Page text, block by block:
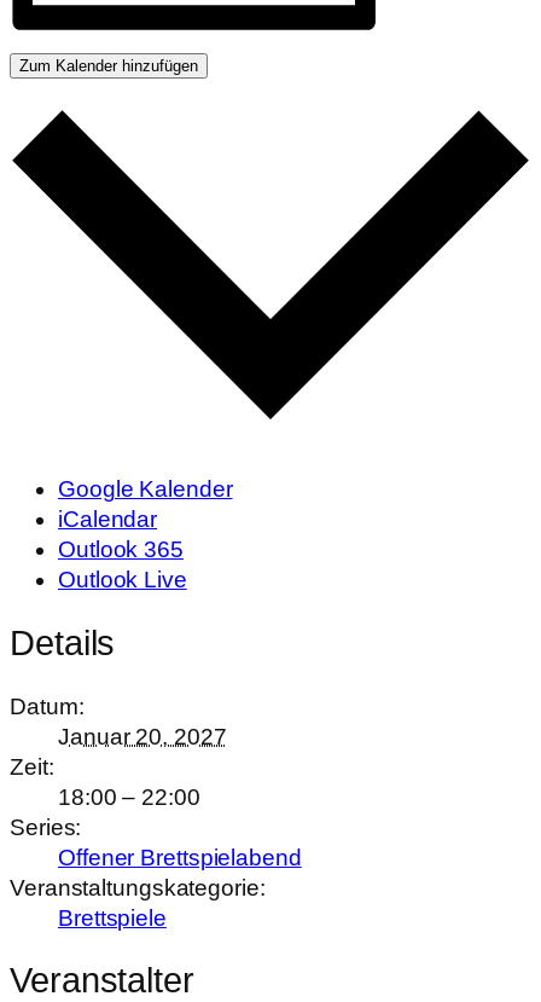
Zum Kalender hinzufügen
Google Kalender
iCalendar
Outlook 365
Outlook Live
Details
Datum:
Januar 20, 2027
Zeit:
18:00 – 22:00
Series:
Offener Brettspielabend
Veranstaltungskategorie:
Brettspiele
Veranstalter